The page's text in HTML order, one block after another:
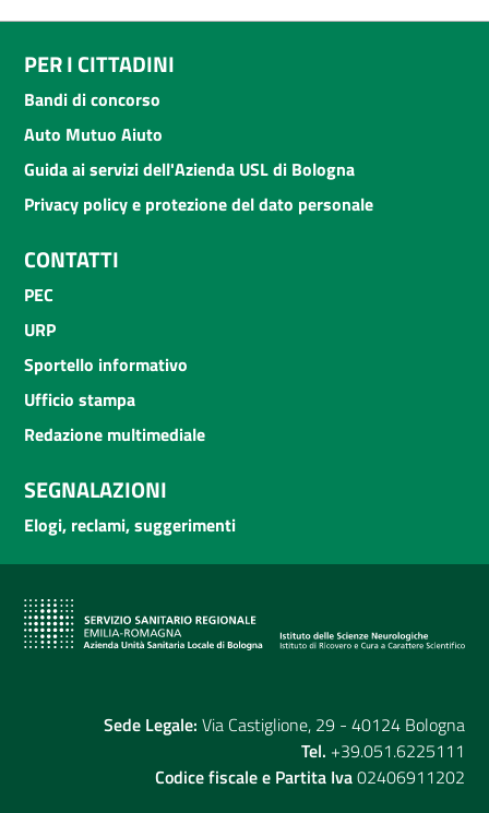
PER I CITTADINI
Bandi di concorso
Auto Mutuo Aiuto
Guida ai servizi dell'Azienda USL di Bologna
Privacy policy e protezione del dato personale
CONTATTI
PEC
URP
Sportello informativo
Ufficio stampa
Redazione multimediale
SEGNALAZIONI
Elogi, reclami, suggerimenti
Sede Legale: Via Castiglione, 29 - 40124 Bologna
Tel. +39.051.6225111
Codice fiscale e Partita Iva02406911202